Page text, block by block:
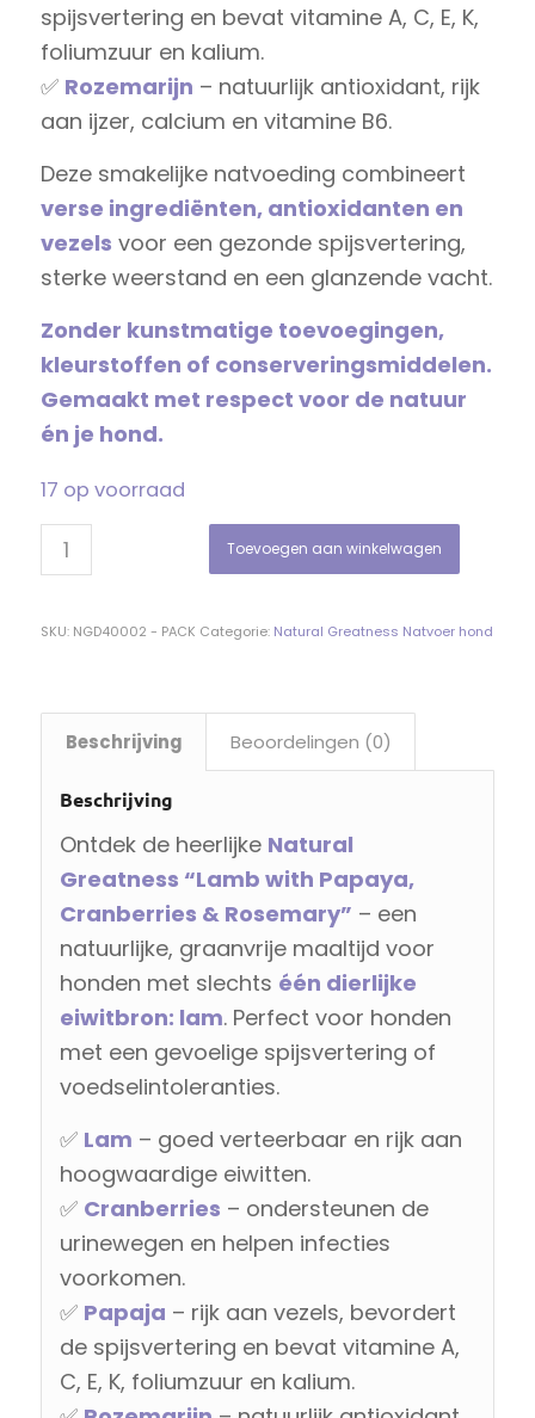
spijsvertering en bevat vitamine A, C, E, K,
foliumzuur en kalium.
✅ Rozemarijn – natuurlijk antioxidant, rijk
aan ijzer, calcium en vitamine B6.
Deze smakelijke natvoeding combineert
verse ingrediënten, antioxidanten en
vezels voor een gezonde spijsvertering,
sterke weerstand en een glanzende vacht.
Zonder kunstmatige toevoegingen,
kleurstoffen of conserveringsmiddelen.
Gemaakt met respect voor de natuur
én je hond.
17 op voorraad
Toevoegen aan winkelwagen
SKU: NGD40002 - PACK Categorie: Natural Greatness Natvoer hond
Beschrijving Beoordelingen (0)
Beschrijving
Ontdek de heerlijke Natural
Greatness “Lamb with Papaya,
Cranberries & Rosemary” – een
natuurlijke, graanvrije maaltijd voor
honden met slechts één dierlijke
eiwitbron: lam. Perfect voor honden
met een gevoelige spijsvertering of
voedselintoleranties.
✅ Lam – goed verteerbaar en rijk aan
hoogwaardige eiwitten.
✅ Cranberries – ondersteunen de
urinewegen en helpen infecties
voorkomen.
✅ Papaja – rijk aan vezels, bevordert
de spijsvertering en bevat vitamine A,
C, E, K, foliumzuur en kalium.